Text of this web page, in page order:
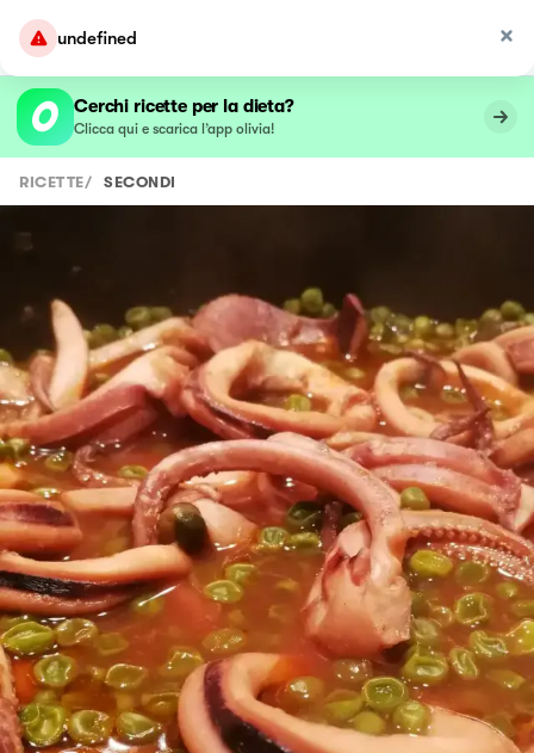
undefined
Cerchi ricette per la dieta?
Clicca qui e scarica l’app olivia!
RICETTE/ SECONDI